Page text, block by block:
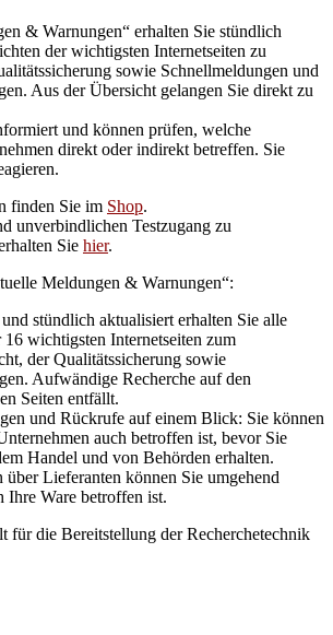
& Warnungen“ erhalten Sie stündlich
der wichtigsten Internetseiten zu
sowie Schnellmeldungen und
Aus der Übersicht gelangen Sie direkt zu
und können prüfen, welche
direkt oder indirekt betreffen. Sie
finden Sie im Shop.
unverbindlichen Testzugang zu
Sie hier.
Meldungen & Warnungen“:
stündlich aktualisiert erhalten Sie alle
wichtigsten Internetseiten zum
der Qualitätssicherung sowie
Aufwändige Recherche auf den
Seiten entfällt.
und Rückrufe auf einem Blick: Sie können
auch betroffen ist, bevor Sie
Handel und von Behörden erhalten.
Lieferanten können Sie umgehend
Ihre Ware betroffen ist.
für die Bereitstellung der Recherchetechnik